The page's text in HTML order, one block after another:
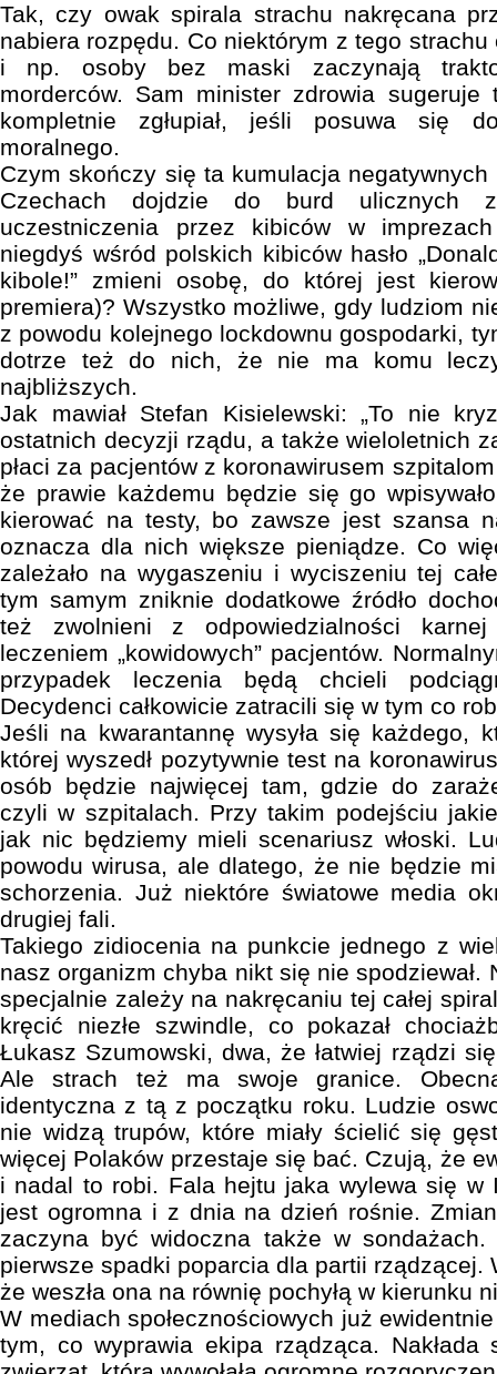
Tak, czy owak spirala strachu nakręcana
nabiera rozpędu. Co niektórym z tego strachu
i np. osoby bez maski zaczynają
morderców. Sam minister zdrowia sugeruje
kompletnie zgłupiał, jeśli posuwa się
moralnego.
Czym skończy się ta kumulacja
Czechach dojdzie do burd ulicznych
uczestniczenia przez kibiców w
niegdyś wśród polskich kibiców hasło
kibole!” zmieni osobę, do której jest
premiera)? Wszystko możliwe, gdy ludziom
z powodu kolejnego lockdownu gospodarki,
dotrze też do nich, że nie ma komu
najbliższych.
Jak mawiał Stefan Kisielewski: „To nie
ostatnich decyzji rządu, a także wieloletnich
płaci za pacjentów z koronawirusem
że prawie każdemu będzie się go
kierować na testy, bo zawsze jest szansa
oznacza dla nich większe pieniądze. Co
zależało na wygaszeniu i wyciszeniu tej
tym samym zniknie dodatkowe źródło
też zwolnieni z odpowiedzialności
leczeniem „kowidowych” pacjentów.
przypadek leczenia będą chcieli
Decydenci całkowicie zatracili się w tym co
Jeśli na kwarantannę wysyła się każdego,
której wyszedł pozytywnie test na
osób będzie najwięcej tam, gdzie do
czyli w szpitalach. Przy takim podejściu
jak nic będziemy mieli scenariusz włoski.
powodu wirusa, ale dlatego, że nie będzie
schorzenia. Już niektóre światowe media
drugiej fali.
Takiego zidiocenia na punkcie jednego z
nasz organizm chyba nikt się nie spodziewał.
specjalnie zależy na nakręcaniu tej całej
kręcić niezłe szwindle, co pokazał
Łukasz Szumowski, dwa, że łatwiej rządzi
Ale strach też ma swoje granice.
identyczna z tą z początku roku. Ludzie
nie widzą trupów, które miały ścielić się
więcej Polaków przestaje się bać. Czują, że
i nadal to robi. Fala hejtu jaka wylewa się w
jest ogromna i z dnia na dzień rośnie.
zaczyna być widoczna także w sondażach.
pierwsze spadki poparcia dla partii rządzącej.
że weszła ona na równię pochyłą w kierunku
W mediach społecznościowych już
tym, co wyprawia ekipa rządząca.